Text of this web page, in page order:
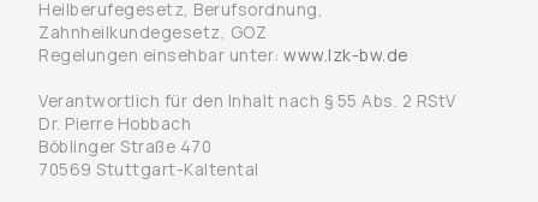
Heilberufegesetz, Berufsordnung,
Zahnheilkundegesetz, GOZ
Regelungen einsehbar unter: www.lzk-bw.de
Verantwortlich für den Inhalt nach § 55 Abs. 2 RStV
Dr. Pierre Hobbach
Böblinger Straße 470
70569 Stuttgart-Kaltental